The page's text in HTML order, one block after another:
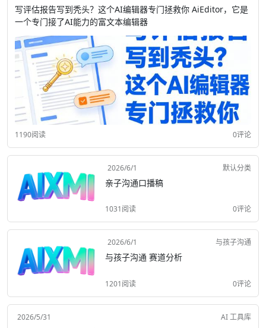
写评估报告写到秃头？这个AI编辑器专门拯救你 AiEditor，它是
一个专门接了AI能力的富文本编辑器
1190阅读 0评论
2026/6/1 默认分类
亲子沟通口播稿
1031阅读 0评论
2026/6/1 与孩子沟通
与孩子沟通 赛道分析
1201阅读 0评论
2026/5/31 AI 工具库